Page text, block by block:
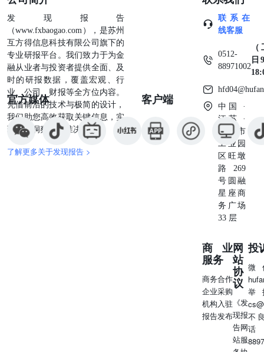
发现报告
（www.fxbaogao.com），是苏州
互方得信息科技有限公司旗下的
专业研报平台。我们致力于为金
融从业者与投资者提供全面、及
时的研报数据，覆盖宏观、行
业、公司、财报等全方位内容。
凭借前沿的技术与极简的设计，
我们助您高效获取关键信息，实
现深度洞察与精准决策。
了解更多关于发现报告 >
官方媒体 客户端
联系在
线客服
0512-
88971002
日
中国 ·
江苏 ·
苏州市
工业园
区旺墩
路269
号圆融
星座商
务广场
33 层
商业
服务
商务合作
企业采购
机构入驻
报告发布
网
站
协
议
《发
现报
告网
站服
投
微
举
不